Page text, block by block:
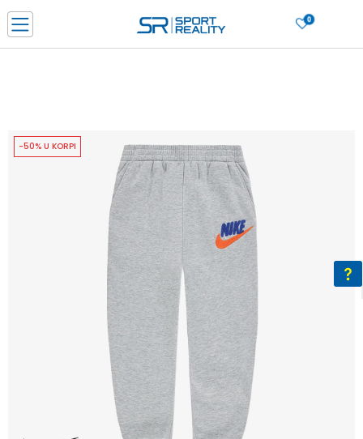
0
CLICK & COLLECT Platite karticom online i preuzmite u prodavnici po vašem
izboru
SAZNAJTE VIŠE
-50% U KORPI